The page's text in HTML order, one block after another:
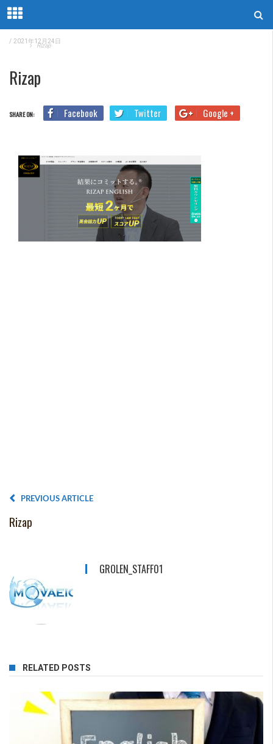
Home Rizap
/ 2021年12月24日
Rizap
SHARE ON: Facebook Twitter Google +
PREVIOUS ARTICLE
Rizap
GROLEN_STAFF01
RELATED POSTS